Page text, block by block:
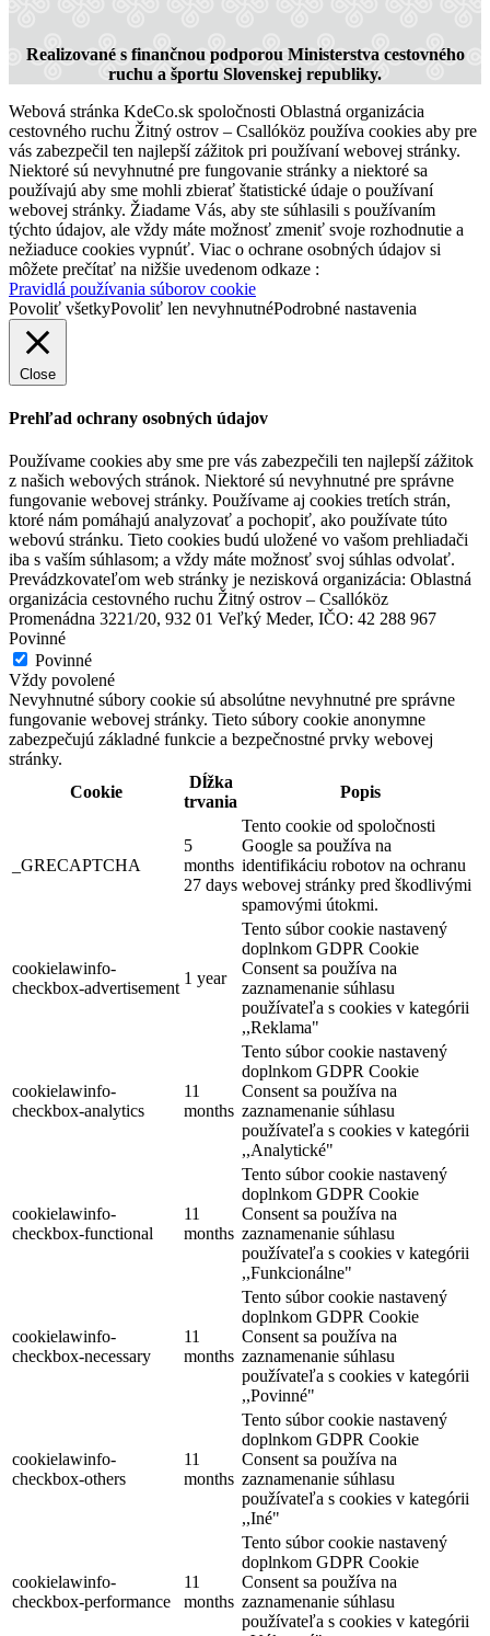
Thermalpark Dunajská Streda
Dunajská Streda
Turistické informačné centrum v Dunajskej Strede
Realizované s finančnou podporou Ministerstva cestovného
ruchu a športu Slovenskej republiky.
Webová stránka KdeCo.sk spoločnosti Oblastná organizácia
cestovného ruchu Žitný ostrov – Csallóköz používa cookies aby pre
vás zabezpečil ten najlepší zážitok pri používaní webovej stránky.
Niektoré sú nevyhnutné pre fungovanie stránky a niektoré sa
používajú aby sme mohli zbierať štatistické údaje o používaní
webovej stránky. Žiadame Vás, aby ste súhlasili s používaním
týchto údajov, ale vždy máte možnosť zmeniť svoje rozhodnutie a
nežiaduce cookies vypnúť. Viac o ochrane osobných údajov si
môžete prečítať na nižšie uvedenom odkaze :
Pravidlá používania súborov cookie
Povoliť všetkyPovoliť len nevyhnutnéPodrobné nastavenia
Close
Prehľad ochrany osobných údajov
Používame cookies aby sme pre vás zabezpečili ten najlepší zážitok
z našich webových stránok. Niektoré sú nevyhnutné pre správne
fungovanie webovej stránky. Používame aj cookies tretích strán,
ktoré nám pomáhajú analyzovať a pochopiť, ako používate túto
webovú stránku. Tieto cookies budú uložené vo vašom prehliadači
iba s vaším súhlasom; a vždy máte možnosť svoj súhlas odvolať.
Prevádzkovateľom web stránky je nezisková organizácia: Oblastná
organizácia cestovného ruchu Žitný ostrov – Csallóköz
Promenádna 3221/20, 932 01 Veľký Meder, IČO: 42 288 967
Povinné
Povinné
Vždy povolené
Nevyhnutné súbory cookie sú absolútne nevyhnutné pre správne
fungovanie webovej stránky. Tieto súbory cookie anonymne
zabezpečujú základné funkcie a bezpečnostné prvky webovej
stránky.
Cookie
Dĺžka
trvania
Popis
_GRECAPTCHA
5
months
27 days
Tento cookie od spoločnosti
Google sa používa na
identifikáciu robotov na ochranu
webovej stránky pred škodlivými
spamovými útokmi.
cookielawinfo-
checkbox-advertisement
1 year
Tento súbor cookie nastavený
doplnkom GDPR Cookie
Consent sa používa na
zaznamenanie súhlasu
používateľa s cookies v kategórii
,,Reklama"
cookielawinfo-
checkbox-analytics
11
months
Tento súbor cookie nastavený
doplnkom GDPR Cookie
Consent sa používa na
zaznamenanie súhlasu
používateľa s cookies v kategórii
,,Analytické"
cookielawinfo-
checkbox-functional
11
months
Tento súbor cookie nastavený
doplnkom GDPR Cookie
Consent sa používa na
zaznamenanie súhlasu
používateľa s cookies v kategórii
,,Funkcionálne"
cookielawinfo-
checkbox-necessary
11
months
Tento súbor cookie nastavený
doplnkom GDPR Cookie
Consent sa používa na
zaznamenanie súhlasu
používateľa s cookies v kategórii
,,Povinné"
cookielawinfo-
checkbox-others
11
months
Tento súbor cookie nastavený
doplnkom GDPR Cookie
Consent sa používa na
zaznamenanie súhlasu
používateľa s cookies v kategórii
,,Iné"
cookielawinfo-
checkbox-performance
11
months
Tento súbor cookie nastavený
doplnkom GDPR Cookie
Consent sa používa na
zaznamenanie súhlasu
používateľa s cookies v kategórii